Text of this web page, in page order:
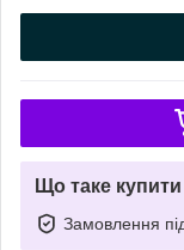
Що таке
Замовлення